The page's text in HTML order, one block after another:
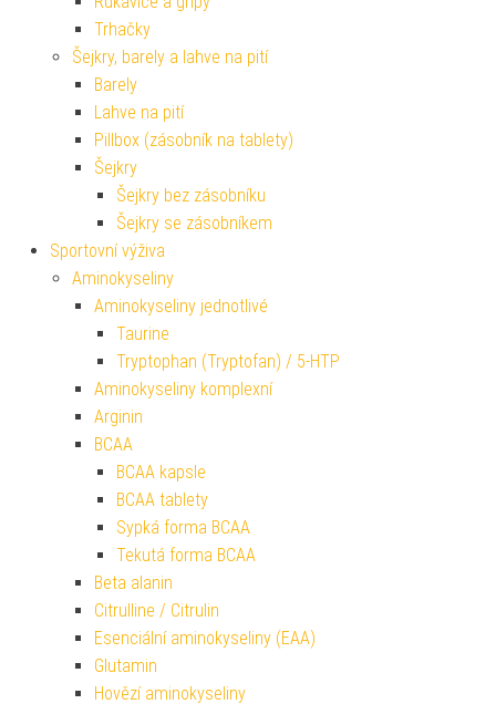
Trhačky
Šejkry, barely a lahve na pití
Barely
Lahve na pití
Pillbox (zásobník na tablety)
Šejkry
Šejkry bez zásobníku
Šejkry se zásobníkem
Sportovní výživa
Aminokyseliny
Aminokyseliny jednotlivé
Taurine
Tryptophan (Tryptofan) / 5-HTP
Aminokyseliny komplexní
Arginin
BCAA
BCAA kapsle
BCAA tablety
Sypká forma BCAA
Tekutá forma BCAA
Beta alanin
Citrulline / Citrulin
Esenciální aminokyseliny (EAA)
Glutamin
Hovězí aminokyseliny